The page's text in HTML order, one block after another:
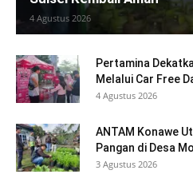
4 Agustus 2026
Pertamina
Melalui Car Free
4 Agustus 2026
ANTAM Konawe
Pangan di Desa
3 Agustus 2026